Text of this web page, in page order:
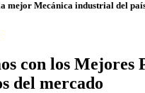
mejor Mecánica industrial del
con los Mejores
del mercado